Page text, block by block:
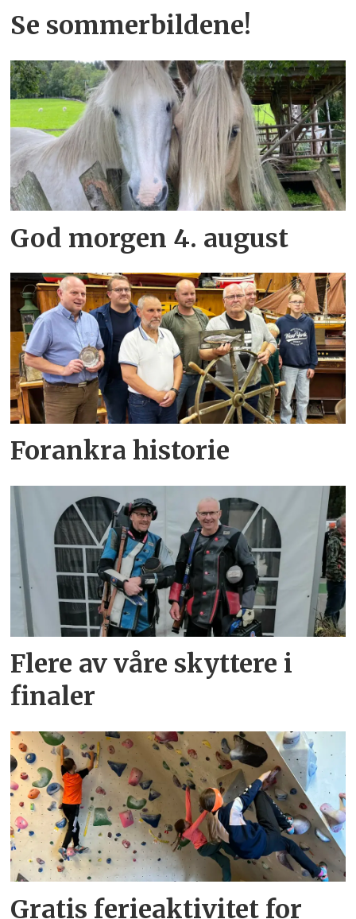
Se sommerbildene!
God morgen 4. august
Forankra historie
Flere av våre skyttere i
finaler
Gratis ferieaktivitet for